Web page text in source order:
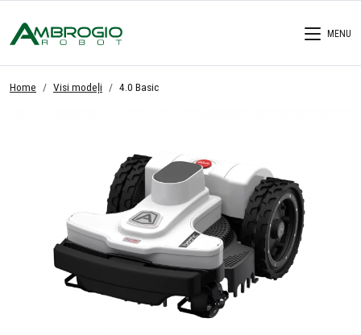
MENU
Home Visi modeļi 4.0 Basic